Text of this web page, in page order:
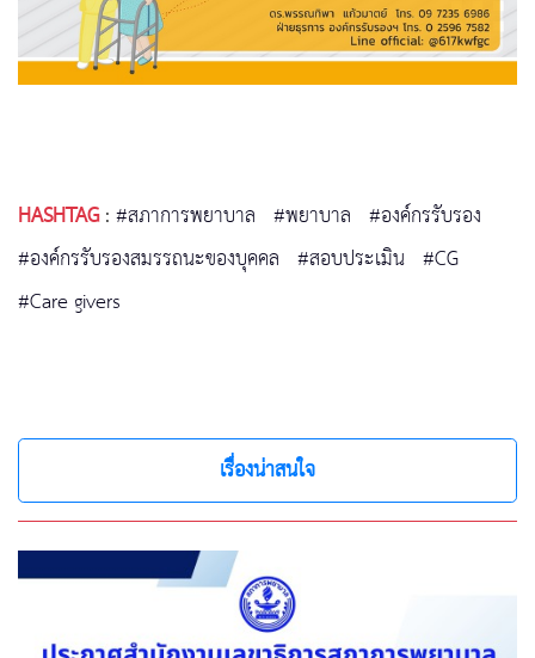
HASHTAG:#สภาการพยาบาล #พยาบาล #องค์กรรับรอง
#องค์กรรับรองสมรรถนะของบุคคล #สอบประเมิน #CG
#Care givers
เรื่องน่าสนใจ